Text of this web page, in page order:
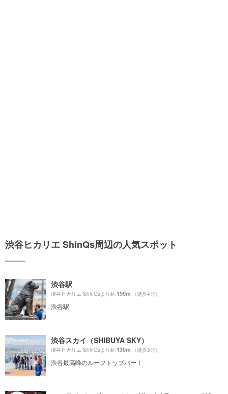
渋谷ヒカリエ ShinQs周辺の人気スポット
渋谷駅
渋谷ヒカリエ ShinQsより約190m （徒歩4分）
渋谷駅
渋谷スカイ（SHIBUYA SKY）
渋谷ヒカリエ ShinQsより約130m （徒歩3分）
渋谷最高峰のルーフトップバー！